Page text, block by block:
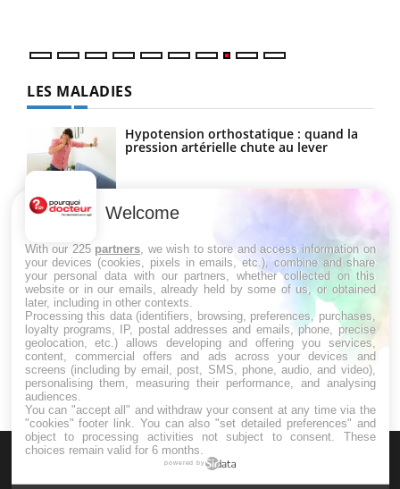
LES MALADIES
Hypotension orthostatique : quand la
pression artérielle chute au lever
Drépanocytose : une déformation des
Maladie de Charcot (Sclérose latérale
amyotrophique)
Welcome
With our 225 partners , we wish to store and access information on
your devices (cookies, pixels in emails, etc.), combine and share
your personal data with our partners, whether collected on this
website or in our emails, already held by some of us, or obtained
later, including in other contexts.
Processing this data (identifiers, browsing, preferences, purchases,
loyalty programs, IP, postal addresses and emails, phone, precise
geolocation, etc.) allows developing and offering you services,
content, commercial offers and ads across your devices and
screens (including by email, post, SMS, phone, audio, and video),
personalising them, measuring their performance, and analysing
audiences.
You can "accept all" and withdraw your consent at any time via the
"cookies" footer link . You can also "set detailed preferences" and
object to processing activities not subject to consent. These
choices remain valid for 6 months.
powered by